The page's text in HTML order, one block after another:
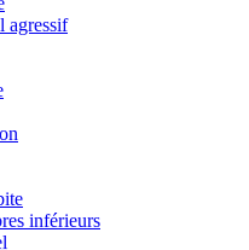
agressif
inférieurs